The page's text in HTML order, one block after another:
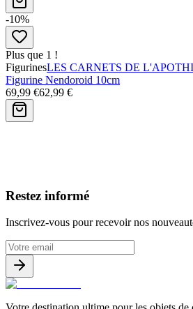
-10%
Plus que 1 !
FigurinesLES CARNETS DE
Figurine Nendoroid 10cm
69,99 €62,99 €
Restez informé
Inscrivez-vous pour recevoir nos